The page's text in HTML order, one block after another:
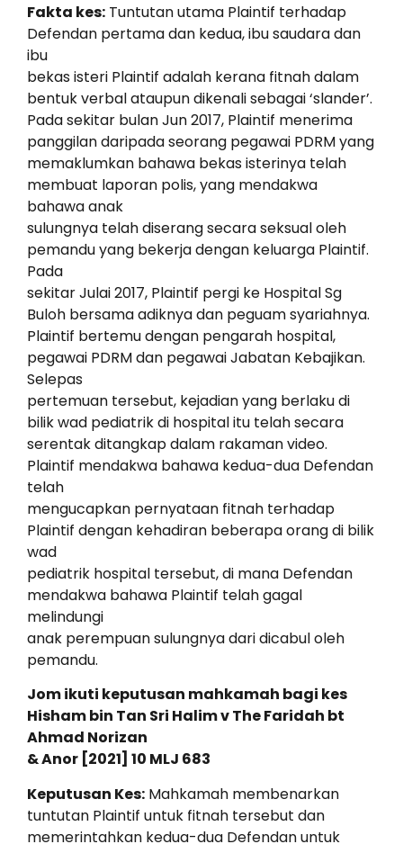
Fakta kes: Tuntutan utama Plaintif terhadap
Defendan pertama dan kedua, ibu saudara dan
ibu
bekas isteri Plaintif adalah kerana fitnah dalam
bentuk verbal ataupun dikenali sebagai ‘slander’.
Pada sekitar bulan Jun 2017, Plaintif menerima
panggilan daripada seorang pegawai PDRM yang
memaklumkan bahawa bekas isterinya telah
membuat laporan polis, yang mendakwa
bahawa anak
sulungnya telah diserang secara seksual oleh
pemandu yang bekerja dengan keluarga Plaintif.
Pada
sekitar Julai 2017, Plaintif pergi ke Hospital Sg
Buloh bersama adiknya dan peguam syariahnya.
Plaintif bertemu dengan pengarah hospital,
pegawai PDRM dan pegawai Jabatan Kebajikan.
Selepas
pertemuan tersebut, kejadian yang berlaku di
bilik wad pediatrik di hospital itu telah secara
serentak ditangkap dalam rakaman video.
Plaintif mendakwa bahawa kedua-dua Defendan
telah
mengucapkan pernyataan fitnah terhadap
Plaintif dengan kehadiran beberapa orang di bilik
wad
pediatrik hospital tersebut, di mana Defendan
mendakwa bahawa Plaintif telah gagal
melindungi
anak perempuan sulungnya dari dicabul oleh
pemandu.
Jom ikuti keputusan mahkamah bagi kes
Hisham bin Tan Sri Halim v The Faridah bt
Ahmad Norizan
& Anor [2021] 10 MLJ 683
Keputusan Kes: Mahkamah membenarkan
tuntutan Plaintif untuk fitnah tersebut dan
memerintahkan kedua-dua Defendan untuk